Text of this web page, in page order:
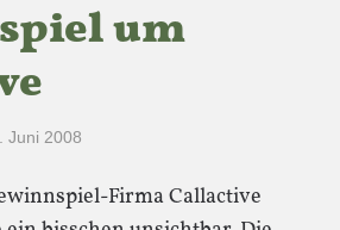
um
Juni 2008
Firma Callactive